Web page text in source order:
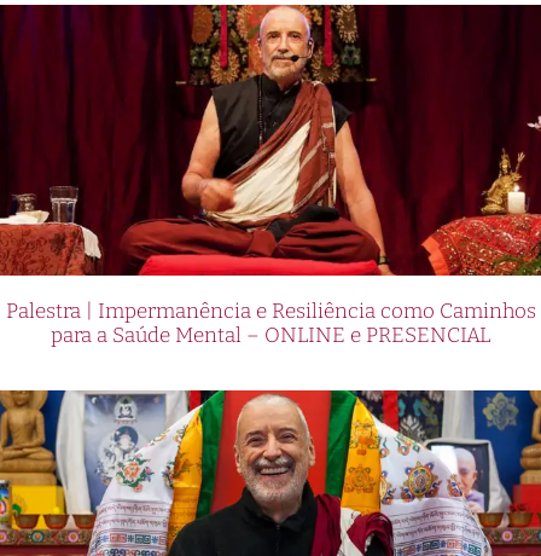
Palestra | Impermanência e Resiliência como Caminhos
para a Saúde Mental – ONLINE e PRESENCIAL